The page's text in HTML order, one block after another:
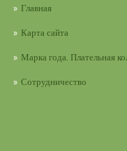
Главная
Карта сайта
Марка года. Плательная
Сотрудничество